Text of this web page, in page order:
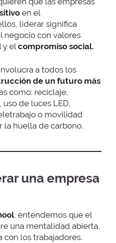
en el
liderar significa
negocio con valores
y el compromiso social.
a todos los
de un futuro más
como: reciclaje,
de luces LED,
o movilidad
la huella de carbono.
una empresa
, entendemos que el
una mentalidad abierta,
los trabajadores.